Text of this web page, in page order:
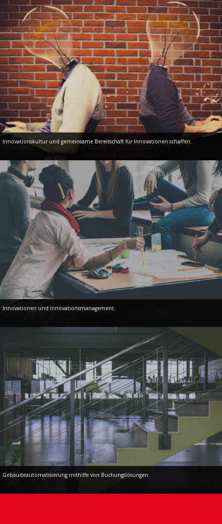
Innovationskultur und gemeinsame Bereitschaft für Innovationen schaffen.
Innovationen und Innovationsmanagement.
Gebäudeautomatisierung mithilfe von Buchungslösungen.